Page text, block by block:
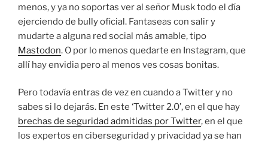
menos, y ya no soportas ver al señor Musk todo el día
ejerciendo de bully oficial. Fantaseas con salir y
mudarte a alguna red social más amable, tipo
Mastodon. O por lo menos quedarte en Instagram, que
allí hay envidia pero al menos ves cosas bonitas.
Pero todavía entras de vez en cuando a Twitter y no
sabes si lo dejarás. En este ‘Twitter 2.0’, en el que hay
brechas de seguridad admitidas por Twitter, en el que
los expertos en ciberseguridad y privacidad ya se han